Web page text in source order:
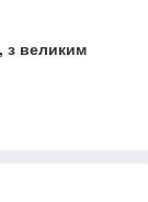
з великим